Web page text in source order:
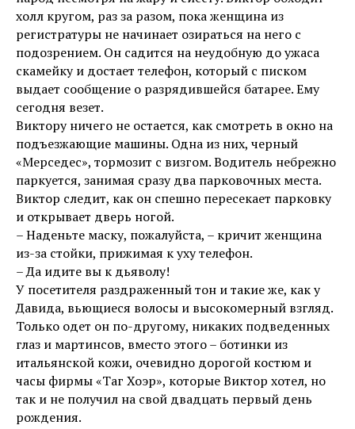
холл кругом, раз за разом, пока женщина из
регистратуры не начинает озираться на него с
подозрением. Он садится на неудобную до ужаса
скамейку и достает телефон, который с писком
выдает сообщение о разрядившейся батарее. Ему
сегодня везет.
Виктору ничего не остается, как смотреть в окно на
подъезжающие машины. Одна из них, черный
«Мерседес», тормозит с визгом. Водитель небрежно
паркуется, занимая сразу два парковочных места.
Виктор следит, как он спешно пересекает парковку
и открывает дверь ногой.
– Наденьте маску, пожалуйста, – кричит женщина
из-за стойки, прижимая к уху телефон.
– Да идите вы к дьяволу!
У посетителя раздраженный тон и такие же, как у
Давида, вьющиеся волосы и высокомерный взгляд.
Только одет он по-другому, никаких подведенных
глаз и мартинсов, вместо этого – ботинки из
итальянской кожи, очевидно дорогой костюм и
часы фирмы «Таг Хоэр», которые Виктор хотел, но
так и не получил на свой двадцать первый день
рождения.